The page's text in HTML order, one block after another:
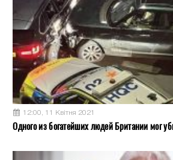
12:00, 11 Квітня 2021
Одного из богатейших людей Британии мог